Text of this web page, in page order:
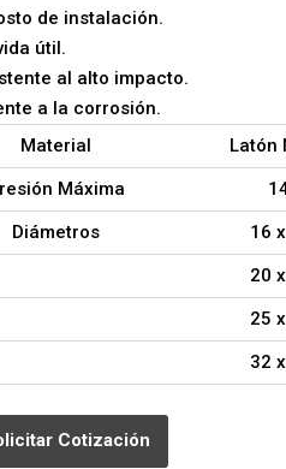
de instalación.
útil.
al alto impacto.
a la corrosión.
Material
Latón
Máxima
Diámetros
16
20
25
32
Cotización